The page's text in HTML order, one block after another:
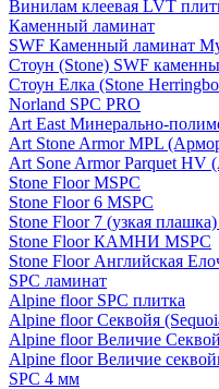
Винилам клеевая LVT
Каменный ламинат
SWF Каменный ламинат
Стоун (Stone) SWF
Стоун Елка (Stone
Norland SPC PRO
Art East Минерально-
Art Stone Armor MPL
Art Sone Armor Parquet HV
Stone Floor MSPC
Stone Floor 6 MSPC
Stone Floor 7 (узкая
Stone Floor КАМНИ MSPC
Stone Floor Английская
SPC ламинат
Alpine floor SPC плитка
Alpine floor Секвойя
Alpine floor Величие
Alpine floor Величие
SPC 4 мм